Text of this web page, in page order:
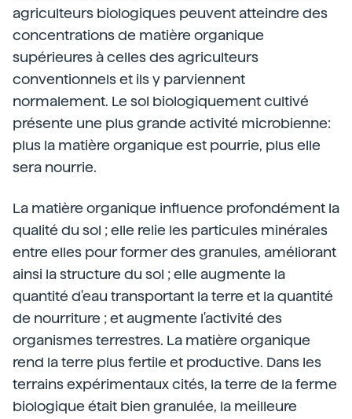
agriculteurs biologiques peuvent atteindre des
concentrations de matière organique
supérieures à celles des agriculteurs
conventionnels et ils y parviennent
normalement. Le sol biologiquement cultivé
présente une plus grande activité microbienne:
plus la matière organique est pourrie, plus elle
sera nourrie.
La matière organique influence profondément la
qualité du sol ; elle relie les particules minérales
entre elles pour former des granules, améliorant
ainsi la structure du sol ; elle augmente la
quantité d'eau transportant la terre et la quantité
de nourriture ; et augmente l'activité des
organismes terrestres. La matière organique
rend la terre plus fertile et productive. Dans les
terrains expérimentaux cités, la terre de la ferme
biologique était bien granulée, la meilleure